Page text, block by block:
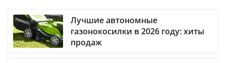
Лучшие автономные
газонокосилки в 2026 году: хиты
продаж